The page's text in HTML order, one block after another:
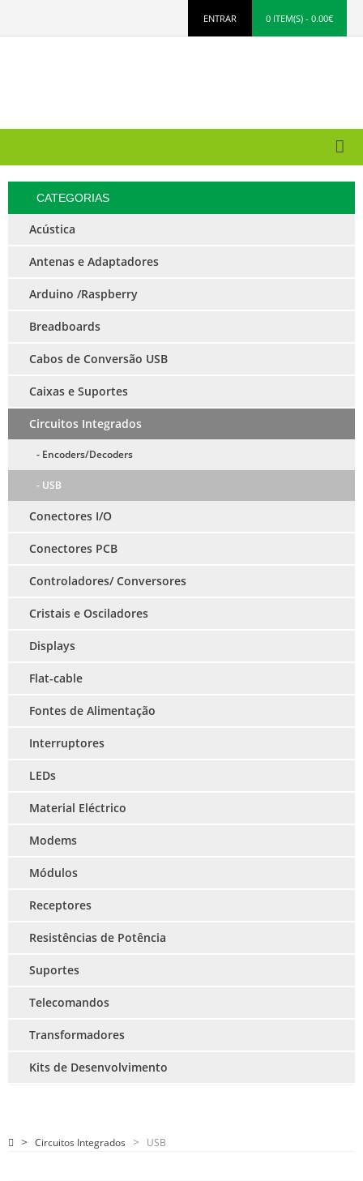
ENTRAR 0 ITEM(S) - 0.00€
CATEGORIAS
Acústica
Antenas e Adaptadores
Arduino /Raspberry
Breadboards
Cabos de Conversão USB
Caixas e Suportes
Circuitos Integrados
- Encoders/Decoders
- USB
Conectores I/O
Conectores PCB
Controladores/ Conversores
Cristais e Osciladores
Displays
Flat-cable
Fontes de Alimentação
Interruptores
LEDs
Material Eléctrico
Modems
Módulos
Receptores
Resistências de Potência
Suportes
Telecomandos
Transformadores
Kits de Desenvolvimento
Circuitos Integrados USB